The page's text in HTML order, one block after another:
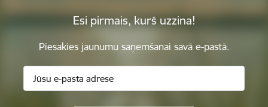
Esi pirmais, kurš uzzina!
Piesakies jaunumu saņemšanai savā e-pastā.